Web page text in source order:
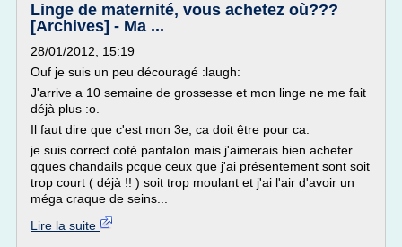
Linge de maternité, vous achetez où???
[Archives] - Ma ...
28/01/2012, 15:19
Ouf je suis un peu découragé :laugh:
J'arrive a 10 semaine de grossesse et mon linge ne me fait
déjà plus :o.
Il faut dire que c'est mon 3e, ca doit être pour ca.
je suis correct coté pantalon mais j'aimerais bien acheter
qques chandails pcque ceux que j'ai présentement sont soit
trop court ( déjà !! ) soit trop moulant et j'ai l'air d'avoir un
méga craque de seins...
Lire la suite